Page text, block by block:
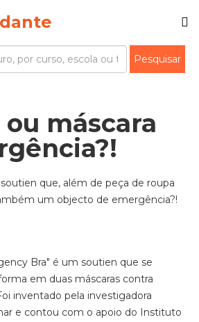
máscara
que, além de peça de roupa
um objecto de emergência?!
Bra" é um soutien que se
em duas máscaras contra
inventado pela investigadora
e contou com o apoio do Instituto